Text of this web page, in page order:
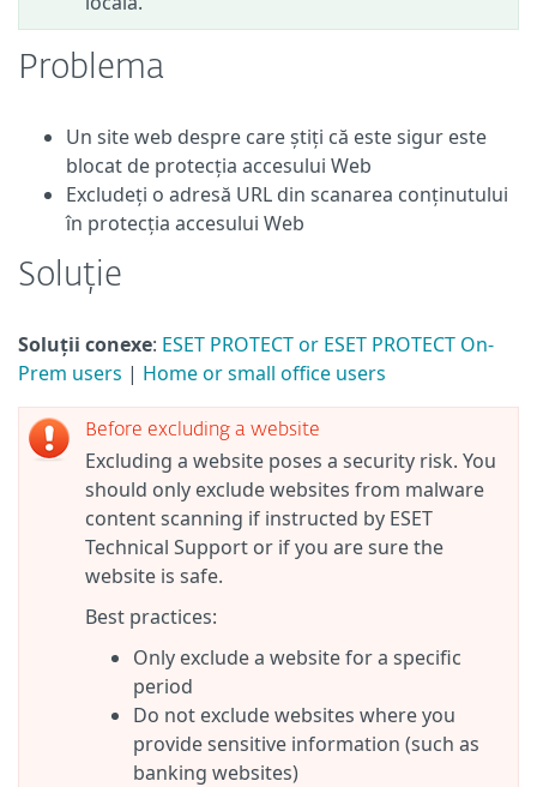
Problema
Un site web despre care știți că este sigur este
blocat de protecția accesului Web
Excludeți o adresă URL din scanarea conținutului
în protecția accesului Web
Soluție
Soluții conexe: ESET PROTECT or ESET PROTECT On-
Prem users | Home or small office users
Before excluding a website
Excluding a website poses a security risk. You
should only exclude websites from malware
content scanning if instructed by ESET
Technical Support or if you are sure the
website is safe.
Best practices:
Only exclude a website for a specific
period
Do not exclude websites where you
provide sensitive information (such as
banking websites)